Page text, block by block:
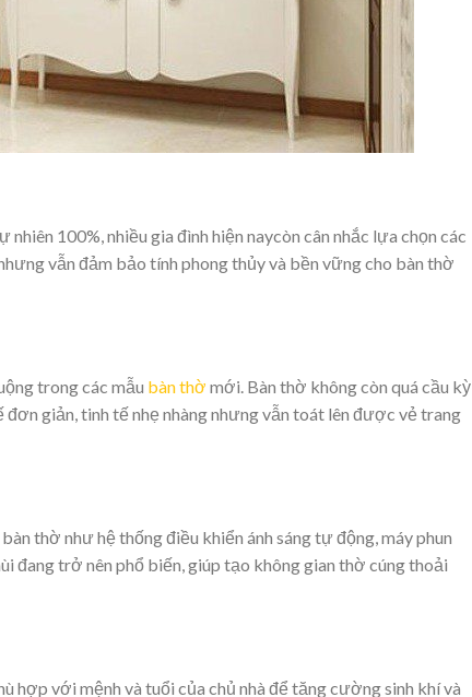
100%, nhiều gia đình hiện naycòn cân nhắc lựa chọn các
vẫn đảm bảo tính phong thủy và bền vững cho bàn thờ
trong các mẫu bàn thờ mới. Bàn thờ không còn quá cầu kỳ
giản, tinh tế nhẹ nhàng nhưng vẫn toát lên được vẻ trang
thờ như hệ thống điều khiển ánh sáng tự động, máy phun
đang trở nên phổ biến, giúp tạo không gian thờ cúng thoải
hợp với mệnh và tuổi của chủ nhà để tăng cường sinh khí và